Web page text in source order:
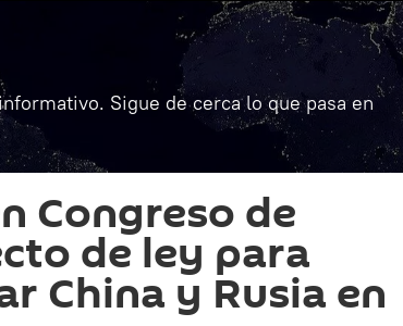
Sigue de cerca lo que pasa en
Congreso de
de ley para
China y Rusia en